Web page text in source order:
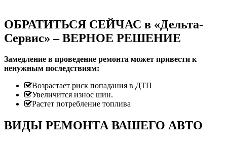
ОБРАТИТЬСЯ СЕЙЧАС в «Дельта-
Сервис» – ВЕРНОЕ РЕШЕНИЕ
Замедление в проведение ремонта может привести к
ненужным последствиям:
Возрастает риск попадания в ДТП
Увеличится износ шин.
Растет потребление топлива
ВИДЫ РЕМОНТА ВАШЕГО АВТО